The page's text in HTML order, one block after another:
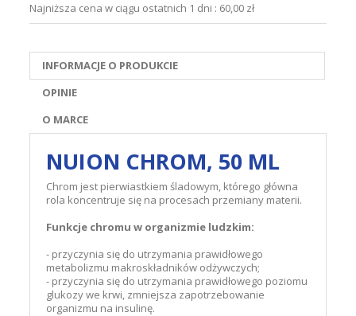
Najniższa cena w ciągu ostatnich 1 dni : 60,00 zł
INFORMACJE O PRODUKCIE
OPINIE
O MARCE
NUION CHROM, 50 ML
Chrom jest pierwiastkiem śladowym, którego główna
rola koncentruje się na procesach przemiany materii.
Funkcje chromu w organizmie ludzkim:
- przyczynia się do utrzymania prawidłowego
metabolizmu makroskładników odżywczych;
- przyczynia się do utrzymania prawidłowego poziomu
glukozy we krwi, zmniejsza zapotrzebowanie
organizmu na insulinę.